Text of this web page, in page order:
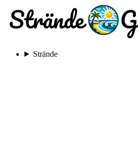
Strände